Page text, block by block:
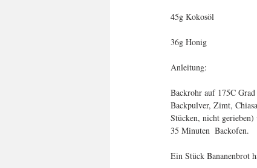
45g Kokosöl
36g Honig
Anleitung:
Backrohr auf 175C
Backpulver, Zimt,
Stücken, nicht
35 Minuten  Backofen.
Ein Stück Bananenbrot